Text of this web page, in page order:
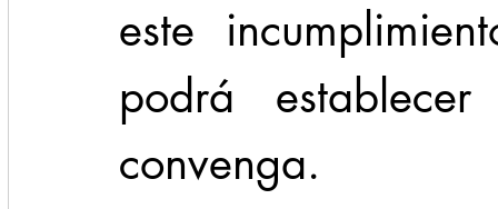
este
podrá
convenga.